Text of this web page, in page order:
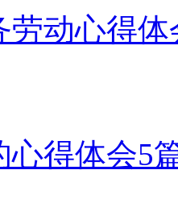
动心得体
心得体会5